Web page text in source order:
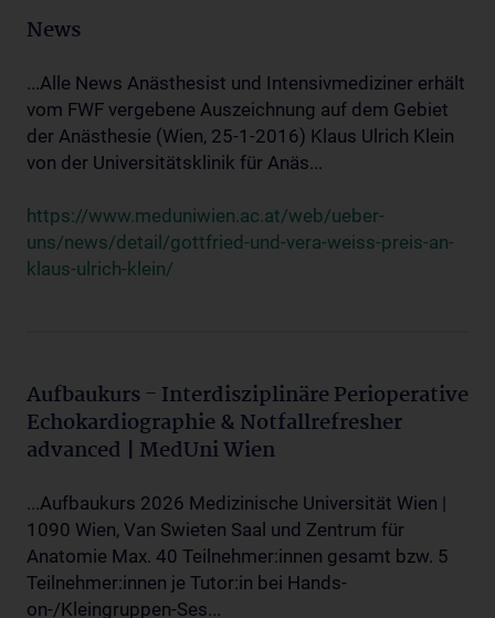
News
...Alle News Anästhesist und Intensivmediziner erhält
vom FWF vergebene Auszeichnung auf dem Gebiet
der Anästhesie (Wien, 25-1-2016) Klaus Ulrich Klein
von der Universitätsklinik für Anäs...
https://www.meduniwien.ac.at/web/ueber-
uns/news/detail/gottfried-und-vera-weiss-preis-an-
klaus-ulrich-klein/
Aufbaukurs - Interdisziplinäre Perioperative
Echokardiographie & Notfallrefresher
advanced | MedUni Wien
...Aufbaukurs 2026 Medizinische Universität Wien |
1090 Wien, Van Swieten Saal und Zentrum für
Anatomie Max. 40 Teilnehmer:innen gesamt bzw. 5
Teilnehmer:innen je Tutor:in bei Hands-
on-/Kleingruppen-Ses...